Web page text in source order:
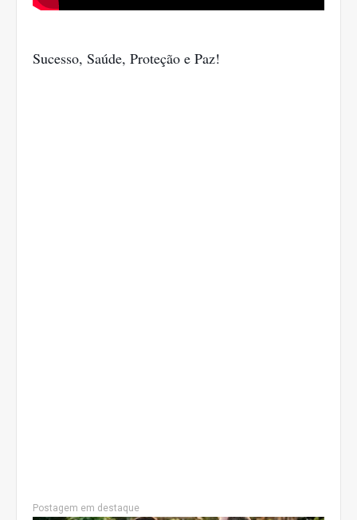
Sucesso, Saúde, Proteção e Paz!
Postagem em destaque